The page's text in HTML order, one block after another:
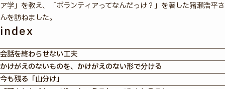
ア学」を教え、「ボランティアってなんだっけ？」を著した猪瀬浩平さ
んを訪ねました。
index
会話を終わらせない工夫
かけがえのないものを、かけがえのない形で分ける
今も残る「山分け」